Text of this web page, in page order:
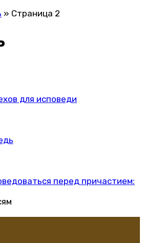
» Страница 2
для исповеди
перед причастием: